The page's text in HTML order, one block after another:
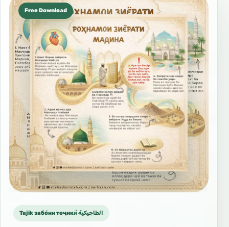
Free Download
Tajik забо́ни тоҷикӣ́ الطاجيكية